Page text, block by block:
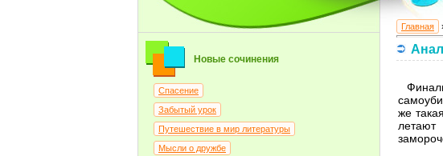
Новые сочинения
Спасение
Забытый урок
Путешествие в мир литературы
Мысли о дружбе
Главная
же
летают